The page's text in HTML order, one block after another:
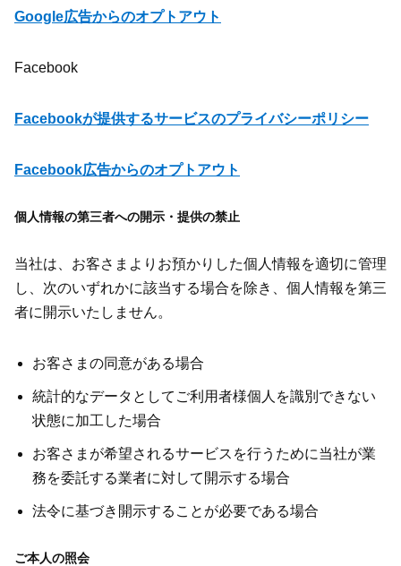
Google広告からのオプトアウト
Facebook
Facebookが提供するサービスのプライバシーポリシー
Facebook広告からのオプトアウト
個人情報の第三者への開示・提供の禁止
当社は、お客さまよりお預かりした個人情報を適切に管理
し、次のいずれかに該当する場合を除き、個人情報を第三
者に開示いたしません。
お客さまの同意がある場合
統計的なデータとしてご利用者様個人を識別できない
状態に加工した場合
お客さまが希望されるサービスを行うために当社が業
務を委託する業者に対して開示する場合
法令に基づき開示することが必要である場合
ご本人の照会